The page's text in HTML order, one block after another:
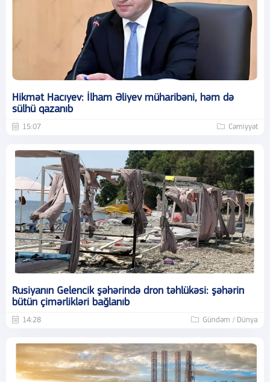
Hikmət Hacıyev: İlham Əliyev müharibəni, həm də
sülhü qazanıb
15:07 Cəmiyyət
Rusiyanın Gelencik şəhərində dron təhlükəsi: şəhərin
bütün çimərlikləri bağlanıb
14:28 Gündəm / Dünya